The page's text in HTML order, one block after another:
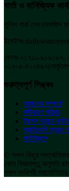
বার্তা ও বানিজ্যিক
পুলিশ পার্ক লেন (মসজিদ
ইমেইলঃ
ফোনঃ ০১৭১১-৯০৯১৯৭,
০১৭০৫-
গুরুত্বপূর্ণ লিঙ্কঃ
আমাদের সম্পর্কে
সমীকরণ পরিবার
ট্রামস অ্যান্ড
প্রাইভেসি অ্যান্ড
সাইটম্যাপ
© সকল কিছুর
কোন বিষয়বস্তু অনুমতি
সকল কারিগরী সহযোগিতায়